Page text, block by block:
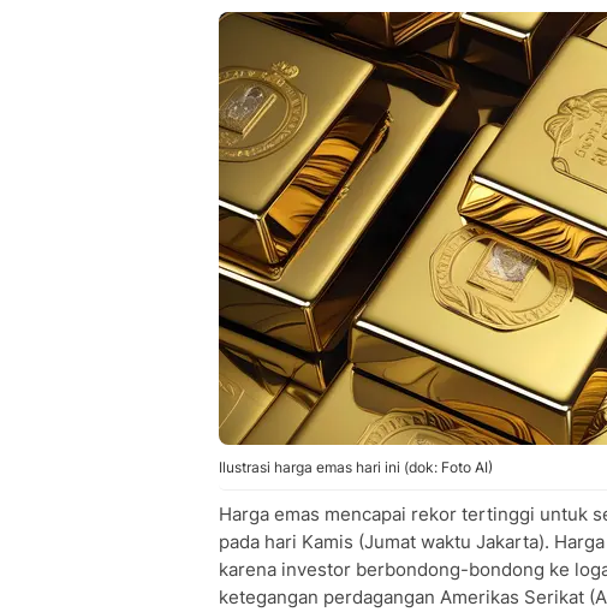
Ilustrasi harga emas hari ini (dok: Foto AI)
Harga emas mencapai rekor tertinggi untuk
pada hari Kamis (Jumat waktu Jakarta).
karena investor berbondong-bondong ke
ketegangan perdagangan Amerikas Serikat